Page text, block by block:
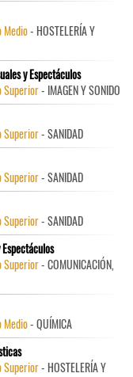
Medio- HOSTELERÍA Y
y Espectáculos
Superior- IMAGEN Y SONIDO
Superior- SANIDAD
Superior- SANIDAD
Superior- SANIDAD
Superior- COMUNICACIÓN,
Medio- QUÍMICA
Superior- HOSTELERÍA Y